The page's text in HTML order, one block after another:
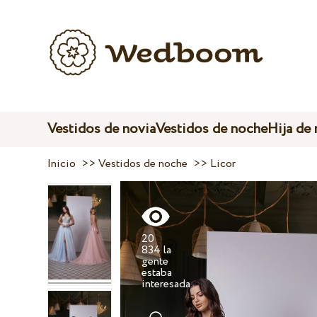
Vestidos de noviaVestidos de nocheHija de
Inicio >>Vestidos de noche >> Licor
20
834 la
gente
estaba
interesada